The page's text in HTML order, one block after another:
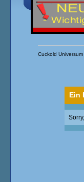
Cuckold Universum
Ein